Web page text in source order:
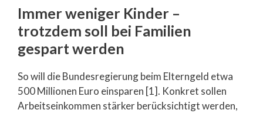
Immer weniger Kinder –
trotzdem soll bei Familien
gespart werden
So will die Bundesregierung beim Elterngeld etwa
500 Millionen Euro einsparen [1]. Konkret sollen
Arbeitseinkommen stärker berücksichtigt werden,